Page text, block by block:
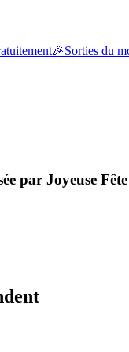
🎉Sorties du
par Joyeuse Fête